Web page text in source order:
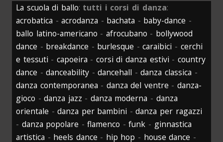
La scuola di ballo: tutti i corsi di danza:
acrobatica -acrodanza - bachata - baby-dance -
ballo latino-americano - afrocubano - bollywood
dance - breakdance - burlesque -caraibici - cerchi
e tessuti - capoeira - corsi di danza estivi - country
dance -danceability -dancehall -danza classica -
danza contemporanea - danza del ventre -danza-
gioco -danza jazz - danza moderna - danza
orientale -danza per bambini -danza per ragazzi
- danza popolare -flamenco -funk - ginnastica
artistica - heels dance - hip hop - house dance -